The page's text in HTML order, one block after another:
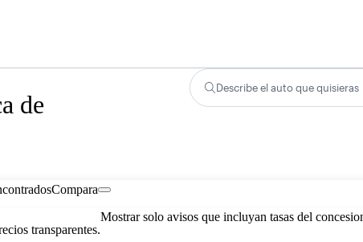
de
Describe el auto que quisieras
Compara
transparentes.
Mostrar solo avisos que incluyan tasas del